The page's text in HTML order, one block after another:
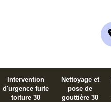
Intervention
d'urgence fuite
toiture 30
Nettoyage et
pose de
gouttière 30